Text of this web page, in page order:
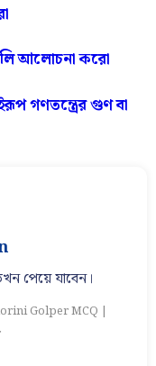
আলোচনা করো
গণতন্ত্রের গুণ বা
পেয়ে যাবেন।
Golper MCQ |